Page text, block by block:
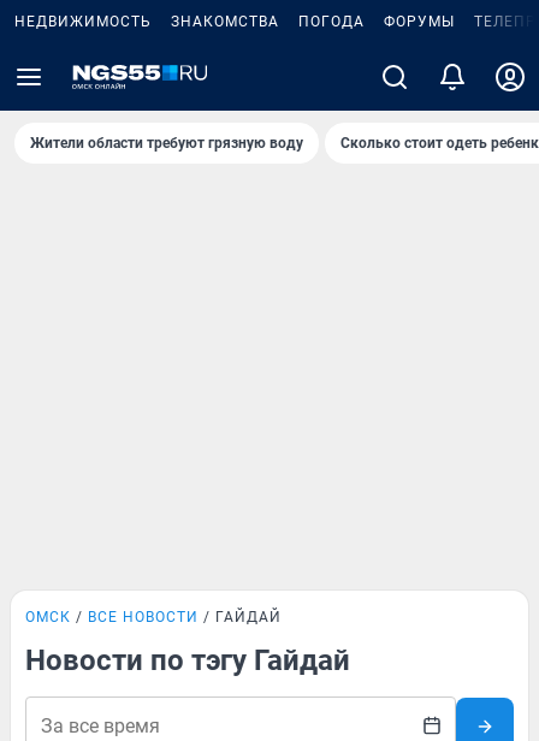
НЕДВИЖИМОСТЬ ЗНАКОМСТВА ПОГОДА ФОРУМЫ
Жители области требуют грязную воду Сколько стоит одеть
ОМСК ВСЕ НОВОСТИ ГАЙДАЙ
Новости по тэгу Гайдай